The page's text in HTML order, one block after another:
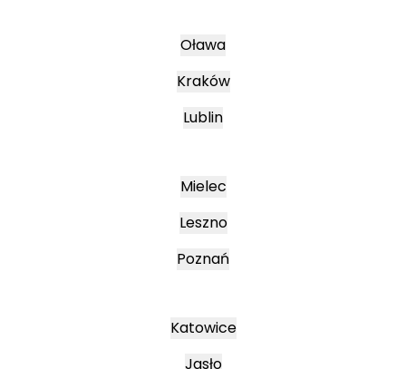
Oława
Kraków
Lublin
Mielec
Leszno
Poznań
Katowice
Jasło